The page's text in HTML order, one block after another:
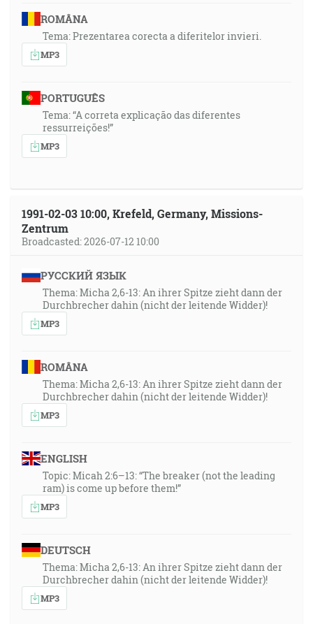
ROMÂNA
Tema: Prezentarea corecta a diferitelor invieri.
MP3
PORTUGUÊS
Tema: “A correta explicação das diferentes
ressurreições!”
MP3
1991-02-03 10:00, Krefeld, Germany, Missions-
Zentrum
Broadcasted: 2026-07-12 10:00
РУССКИЙ ЯЗЫК
Thema: Micha 2,6-13: An ihrer Spitze zieht dann der
Durchbrecher dahin (nicht der leitende Widder)!
MP3
ROMÂNA
Thema: Micha 2,6-13: An ihrer Spitze zieht dann der
Durchbrecher dahin (nicht der leitende Widder)!
MP3
ENGLISH
Topic: Micah 2:6–13: “The breaker (not the leading
ram) is come up before them!”
MP3
DEUTSCH
Thema: Micha 2,6-13: An ihrer Spitze zieht dann der
Durchbrecher dahin (nicht der leitende Widder)!
MP3